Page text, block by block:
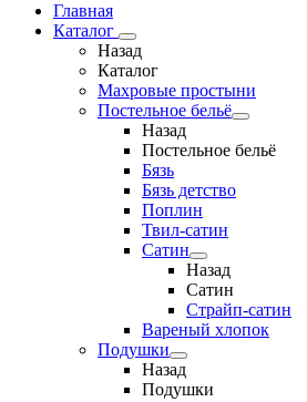
Главная
Каталог
Назад
Каталог
Махровые простыни
Постельное бельё
Назад
Постельное бельё
Бязь
Бязь детство
Поплин
Твил-сатин
Сатин
Назад
Сатин
Страйп-сатин
Вареный хлопок
Подушки
Назад
Подушки